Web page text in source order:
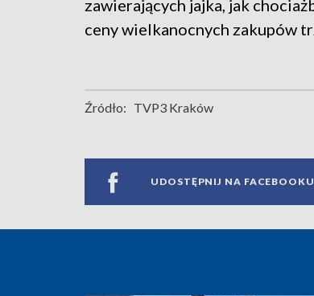
zawierających jajka, jak
ceny wielkanocnych zakupów
Źródło: TVP3 Kraków
UDOSTĘPNIJ NA FACEBOOKU